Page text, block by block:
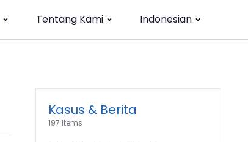
Tentang Kami Indonesian
Kasus & Berita
197 Items